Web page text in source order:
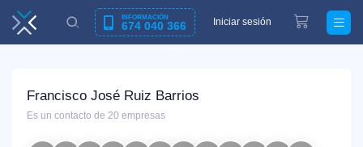
INFORMACIÓN
674 040 366 Iniciar sesión
Francisco José Ruiz Barrios
Es un contacto de 20 empresas